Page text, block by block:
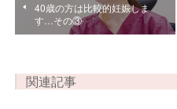
40歳の方は比較的妊娠しま
す…その③
関連記事